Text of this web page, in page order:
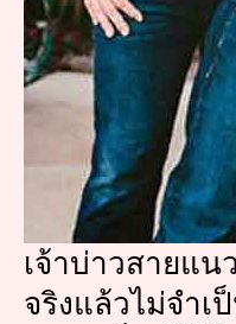
เจ้าบ่าวสายแน
จริงแล้วไม่จำ